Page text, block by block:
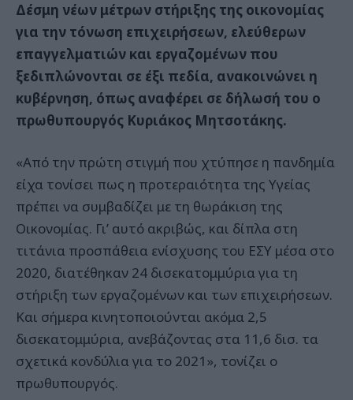
Δέσμη νέων μέτρων στήριξης της οικονομίας
για την τόνωση επιχειρήσεων, ελεύθερων
επαγγελματιών και εργαζομένων που
ξεδιπλώνονται σε έξι πεδία, ανακοινώνει η
κυβέρνηση, όπως αναφέρει σε δήλωσή του ο
πρωθυπουργός Κυριάκος Μητσοτάκης.
«Από την πρώτη στιγμή που χτύπησε η πανδημία
είχα τονίσει πως η προτεραιότητα της Υγείας
πρέπει να συμβαδίζει με τη θωράκιση της
Οικονομίας. Γι’ αυτό ακριβώς, και δίπλα στη
τιτάνια προσπάθεια ενίσχυσης του ΕΣΥ μέσα στο
2020, διατέθηκαν 24 δισεκατομμύρια για τη
στήριξη των εργαζομένων και των επιχειρήσεων.
Και σήμερα κινητοποιούνται ακόμα 2,5
δισεκατομμύρια, ανεβάζοντας στα 11,6 δισ. τα
σχετικά κονδύλια για το 2021», τονίζει ο
πρωθυπουργός.